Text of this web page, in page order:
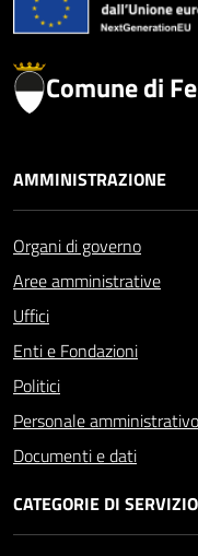
Comune di
AMMINISTRAZIONE
Organi di governo
Aree amministrative
Uffici
Enti e Fondazioni
Politici
Personale amministrativo
Documenti e dati
CATEGORIE DI SERVIZIO